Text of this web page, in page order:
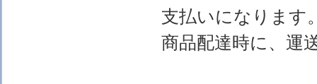
支払いになります
商品配達時に、運